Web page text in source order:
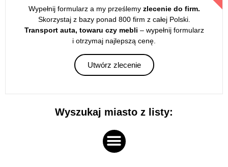
Wypełnij formularz a my prześlemyzlecenie do firm.
Skorzystaj z bazy ponad 800 firm z całej Polski.
Transport auta, towaru czy mebli – wypełnij formularz
i otrzymaj najlepszą cenę.
Utwórz zlecenie
Wyszukaj miasto z listy: